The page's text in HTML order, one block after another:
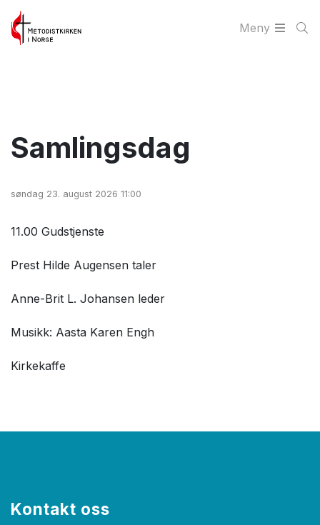
Meny
Samlingsdag
søndag 23. august 2026 11:00
11.00 Gudstjenste
Prest Hilde Augensen taler
Anne-Brit L. Johansen leder
Musikk: Aasta Karen Engh
Kirkekaffe
Kontakt oss